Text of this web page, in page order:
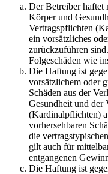
Der Betreiber haftet
Körper und
Vertragspflichten
ein vorsätzliches
zurückzuführen
Folgeschäden wie
Die Haftung ist
vorsätzlichem oder
Schäden aus der
Gesundheit und der
(Kardinalpflichten)
vorhersehbaren
die
gilt auch für
entgangenen
Die Haftung ist